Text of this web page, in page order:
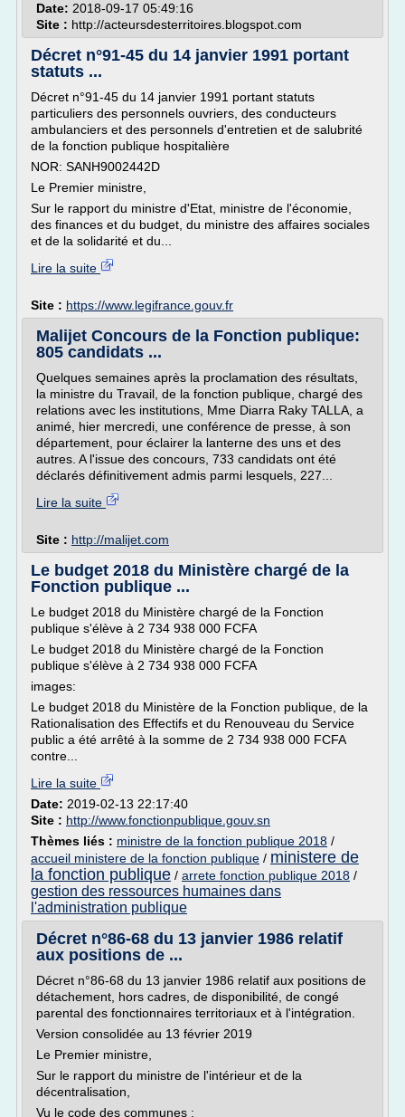
Date: 2018-09-17 05:49:16
Site : http://acteursdesterritoires.blogspot.com
Décret n°91-45 du 14 janvier 1991 portant
statuts ...
Décret n°91-45 du 14 janvier 1991 portant statuts
particuliers des personnels ouvriers, des conducteurs
ambulanciers et des personnels d'entretien et de salubrité
de la fonction publique hospitalière
NOR: SANH9002442D
Le Premier ministre,
Sur le rapport du ministre d'Etat, ministre de l'économie,
des finances et du budget, du ministre des affaires sociales
et de la solidarité et du...
Lire la suite
Site : https://www.legifrance.gouv.fr
Malijet Concours de la Fonction publique:
805 candidats ...
Quelques semaines après la proclamation des résultats,
la ministre du Travail, de la fonction publique, chargé des
relations avec les institutions, Mme Diarra Raky TALLA, a
animé, hier mercredi, une conférence de presse, à son
département, pour éclairer la lanterne des uns et des
autres. A l'issue des concours, 733 candidats ont été
déclarés définitivement admis parmi lesquels, 227...
Lire la suite
Site : http://malijet.com
Le budget 2018 du Ministère chargé de la
Fonction publique ...
Le budget 2018 du Ministère chargé de la Fonction
publique s'élève à 2 734 938 000 FCFA
Le budget 2018 du Ministère chargé de la Fonction
publique s'élève à 2 734 938 000 FCFA
images:
Le budget 2018 du Ministère de la Fonction publique, de la
Rationalisation des Effectifs et du Renouveau du Service
public a été arrêté à la somme de 2 734 938 000 FCFA
contre...
Lire la suite
Date: 2019-02-13 22:17:40
Site : http://www.fonctionpublique.gouv.sn
Thèmes liés : ministre de la fonction publique 2018 /
accueil ministere de la fonction publique / ministere de
la fonction publique / arrete fonction publique 2018 /
gestion des ressources humaines dans
l'administration publique
Décret n°86-68 du 13 janvier 1986 relatif
aux positions de ...
Décret n°86-68 du 13 janvier 1986 relatif aux positions de
détachement, hors cadres, de disponibilité, de congé
parental des fonctionnaires territoriaux et à l'intégration.
Version consolidée au 13 février 2019
Le Premier ministre,
Sur le rapport du ministre de l'intérieur et de la
décentralisation,
Vu le code des communes ;